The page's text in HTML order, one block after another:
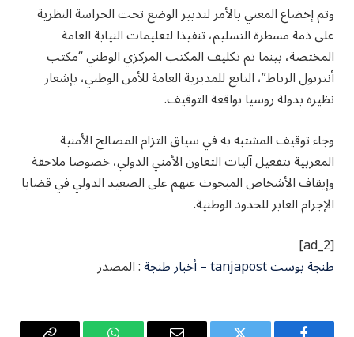
وتم إخضاع المعني بالأمر لتدبير الوضع تحت الحراسة النظرية
على ذمة مسطرة التسليم، تنفيذا لتعليمات النيابة العامة
المختصة، بينما تم تكليف المكتب المركزي الوطني “مكتب
أنتربول الرباط”، التابع للمديرية العامة للأمن الوطني، بإشعار
نظيره بدولة روسيا بواقعة التوقيف.
وجاء توقيف المشتبه به في سياق التزام المصالح الأمنية
المغربية بتفعيل آليات التعاون الأمني الدولي، خصوصا ملاحقة
وإيقاف الأشخاص المبحوث عنهم على الصعيد الدولي في قضايا
الإجرام العابر للحدود الوطنية.
[ad_2]
طنجة بوست tanjapost – أخبار طنجة : المصدر